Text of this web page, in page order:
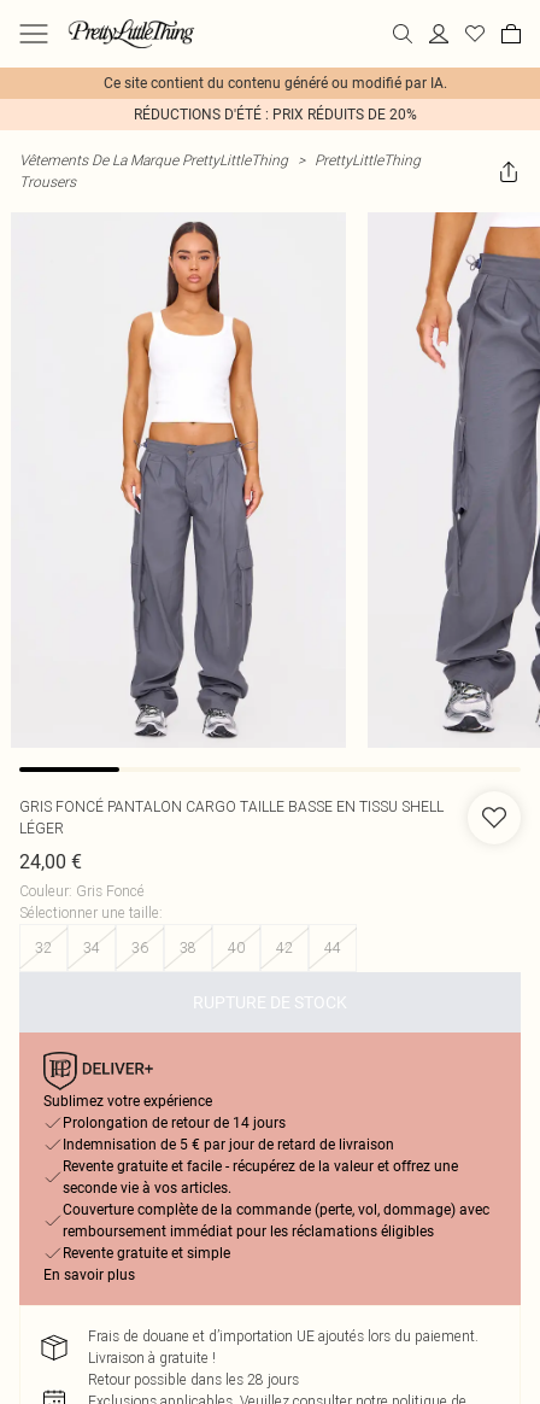
Ce site contient du contenu généré ou modifié par IA.
RÉDUCTIONS D'ÉTÉ : PRIX RÉDUITS DE 20%
Vêtements De La Marque PrettyLittleThing > PrettyLittleThing
Trousers
GRIS FONCÉ PANTALON CARGO TAILLE BASSE EN TISSU SHELL
LÉGER
24,00 €
Couleur: Gris Foncé
Sélectionner une taille:
32
34 36 38 40 42 44
RUPTURE DE STOCK
Sublimez votre expérience
Prolongation de retour de 14 jours
Indemnisation de 5 € par jour de retard de livraison
Revente gratuite et facile - récupérez de la valeur et offrez une
seconde vie à vos articles.
Couverture complète de la commande (perte, vol, dommage) avec
remboursement immédiat pour les réclamations éligibles
Revente gratuite et simple
En savoir plus
Frais de douane et d’importation UE ajoutés lors du paiement.
Livraison à gratuite !
Retour possible dans les 28 jours